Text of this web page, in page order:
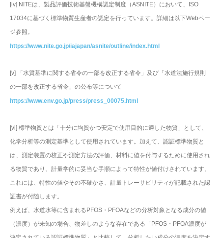
[iv] NITEは、製品評価技術基盤機構認定制度（ASNITE）において、ISO
17034に基づく標準物質生産者の認定を行っています。詳細は以下Webペー
ジ参照。
https://www.nite.go.jp/iajapan/asnite/outline/index.html
[v] 「水質基準に関する省令の一部を改正する省令」及び「水道法施行規則
の一部を改正する省令」の公布等について
https://www.env.go.jp/press/press_00075.html
[vi] 標準物質とは「十分に均質かつ安定で使用目的に適した物質」として、
化学分析等の測定基準として使用されています。加えて、認証標準物質と
は、測定装置の校正や測定方法の評価、材料に値を付与するために使用され
る物質であり、計量学的に妥当な手順によって特性が値付けされています。
これには、特性の値やその不確かさ、計量トレーサビリティが記載された認
証書が付随します。
例えば、水道水等に含まれるPFOS・PFOAなどの分析対象となる成分の値
（濃度）が未知の場合、物差しのような存在である「PFOS・PFOA濃度が